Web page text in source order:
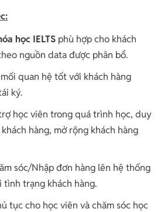
học IELTS phù hợp cho khách
nguồn data được phân bổ.
quan hệ tốt với khách hàng
ký.
học viên trong quá trình học, duy
hàng, mở rộng khách hàng
sóc/Nhập đơn hàng lên hệ thống
tình trạng khách hàng.
tục cho học viên và chăm sóc học